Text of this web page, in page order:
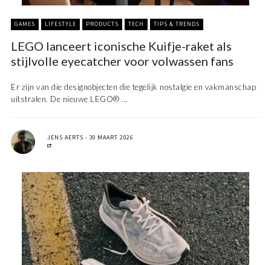
GAMES LIFESTYLE PRODUCTS TECH TIPS & TRENDS
LEGO lanceert iconische Kuifje-raket als
stijlvolle eyecatcher voor volwassen fans
Er zijn van die designobjecten die tegelijk nostalgie en vakmanschap
uitstralen. De nieuwe LEGO® ...
JENS AERTS 30 MAART 2026